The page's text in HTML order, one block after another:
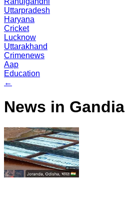
Uttarpradesh
Haryana
Cricket
Lucknow
Uttarakhand
Crimenews
Aap
Education
←
News in Gandia